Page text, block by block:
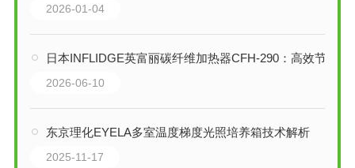
2026-01-04
日本INFLIDGE英富丽碳纤维加热器CFH-290：高效节能的远红外加热解决方案
2026-06-10
东京理化EYELA多室温度梯度光照培养箱技术解析
2025-11-17